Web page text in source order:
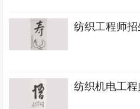
纺织工程师
纺织机电工